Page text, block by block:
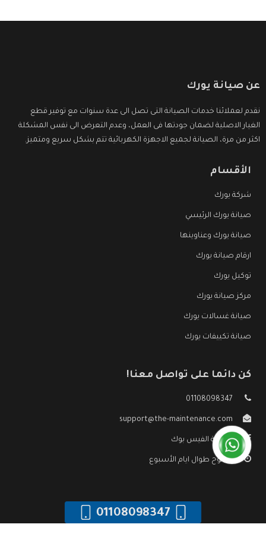
عن صيانة يورك
نقدم لعملائنا خدمات الصيانة التى تصل الى عدة سنوات مع توفير قطع
الغيار الاصلية لضمان جودتها فى العمل، وعدم التعرض الى نفس المشكلة
اكثر من مرة، الصيانة لجميع الاجهزة الكهربائية تتم بشكل سريع ومتميز.
الأقسام
شركة يورك
صيانة يورك الرئيسي
صيانة يورك وعناوينها
ارقام صيانة يورك
توكيل يورك
مركز صيانة يورك
صيانة غسالات يورك
صيانة تكييفات يورك
كن دائما على تواصل معنا!
01108098347
support@the-maintenance.com
صفحة الفيس بوك
مفتوح طوال ايام الأسبوع
01108098347